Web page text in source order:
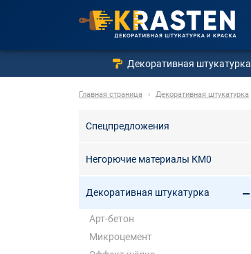
Декоративная штукатурка
Главная страница › Декоративная штукатурка
Спецпредложения
Негорючие материалы КМ0
Декоративная штукатурка
Арт-бетон
Микроцемент